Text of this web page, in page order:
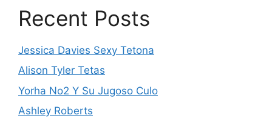
Recent Posts
Jessica Davies Sexy Tetona
Alison Tyler Tetas
Yorha No2 Y Su Jugoso Culo
Ashley Roberts